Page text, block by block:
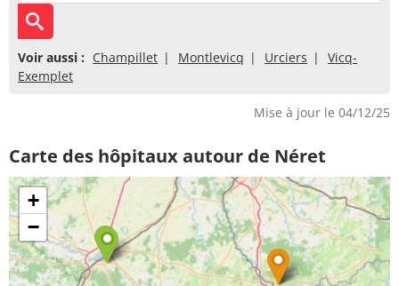
Voir aussi : Champillet Montlevicq Urciers
Vicq-
Exemplet
Mise à jour le 04/12/25
Carte des hôpitaux autour de Néret
+
−